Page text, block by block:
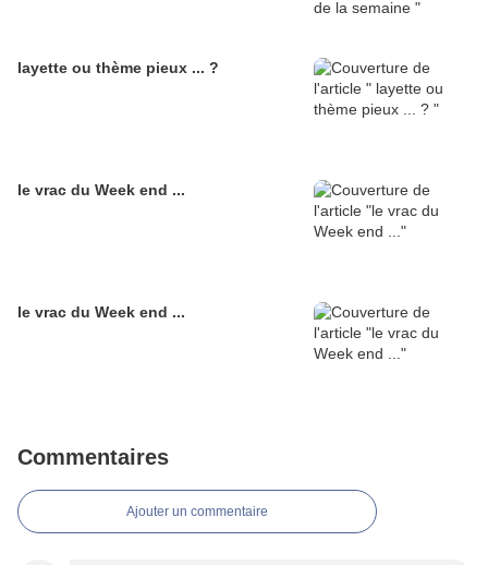
layette ou thème pieux ... ?
le vrac du Week end ...
le vrac du Week end ...
Commentaires
Ajouter un commentaire